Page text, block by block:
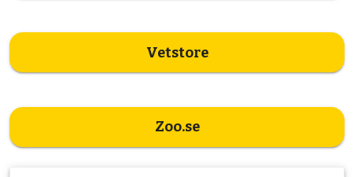
Vetstore
Zoo.se